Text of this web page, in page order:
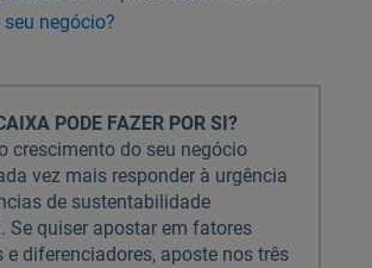
negócio?
PODE FAZER POR SI?
crescimento do seu negócio
vez mais responder à urgência
de sustentabilidade
Se quiser apostar em fatores
e diferenciadores, aposte nos três